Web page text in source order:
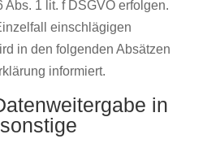
Abs. 1 lit. f DSGVO erfolgen.
einschlägigen
in den folgenden Absätzen
informiert.
in